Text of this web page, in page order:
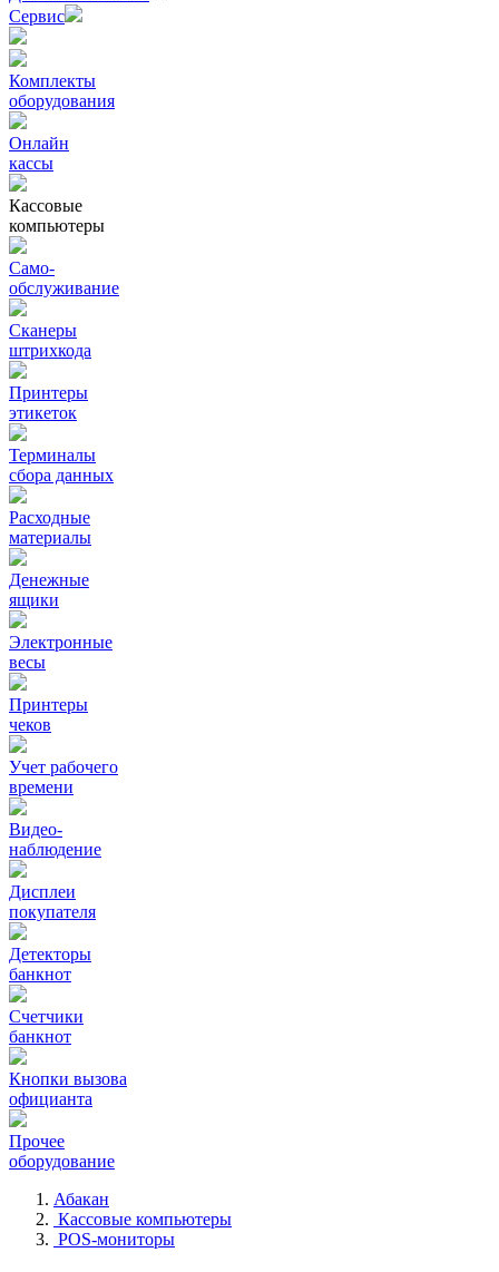
Сервис
Комплекты
оборудования
Онлайн
кассы
Кассовые
компьютеры
Само-
обслуживание
Сканеры
штрихкода
Принтеры
этикеток
Терминалы
сбора данных
Расходные
материалы
Денежные
ящики
Электронные
весы
Принтеры
чеков
Учет рабочего
времени
Видео‑
наблюдение
Дисплеи
покупателя
Детекторы
банкнот
Счетчики
банкнот
Кнопки вызова
официанта
Прочее
оборудование
Абакан
Кассовые компьютеры
POS-мониторы